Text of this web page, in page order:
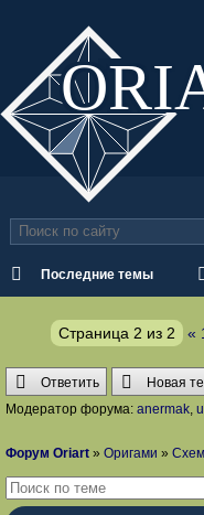
ORI
Последние темы
Страница 2 из 2 «
Ответить Новая
Модератор форума: anermak,
Форум Oriart » Оригами »